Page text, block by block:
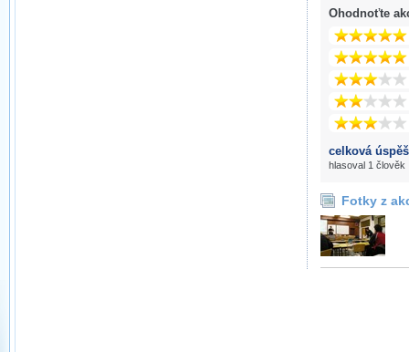
Ohodnoťte
celková
hlasoval 1 člověk
Fotky z